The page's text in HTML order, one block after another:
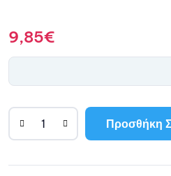
9,85€
Προσθήκη
l